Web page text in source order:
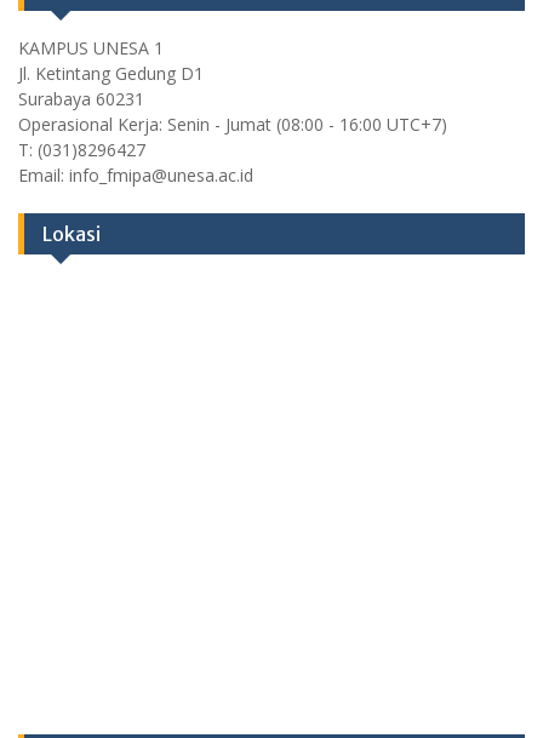
KAMPUS UNESA 1
Jl. Ketintang Gedung D1
Surabaya 60231
Operasional Kerja: Senin - Jumat (08:00 - 16:00 UTC+7)
T: (031)8296427
Email: info_fmipa@unesa.ac.id
Lokasi